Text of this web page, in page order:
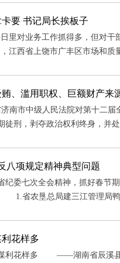
卡要 书记局长挨板子
对业务工作抓得多，但对干
江西省上饶市广丰区市场和质
、滥用职权、巨额财产来
市中级人民法院对第十二届
徒刑，剥夺政治权利终身，并
八项规定精神典型问题
七次全会精神，抓好春节期
1.省农垦总局建三江管理局鸭
花样多
花样多 ——湖南省辰溪县